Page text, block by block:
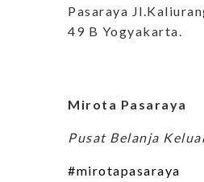
Pasaraya
49 B Yogyakarta.
Mirota Pasaraya
Pusat Belanja
#mirotapasaraya